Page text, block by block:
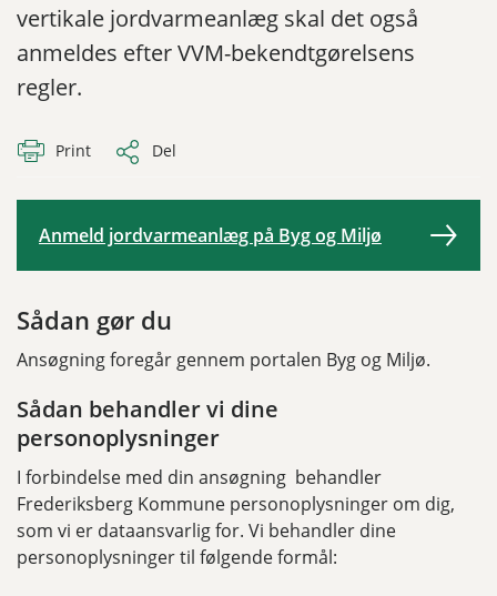
vertikale jordvarmeanlæg skal det også
anmeldes efter VVM-bekendtgørelsens
regler.
Print Del
Anmeld jordvarmeanlæg på Byg og Miljø
Sådan gør du
Ansøgning foregår gennem portalen Byg og Miljø.
Sådan behandler vi dine
personoplysninger
I forbindelse med din ansøgning behandler
Frederiksberg Kommune personoplysninger om dig,
som vi er dataansvarlig for. Vi behandler dine
personoplysninger til følgende formål: